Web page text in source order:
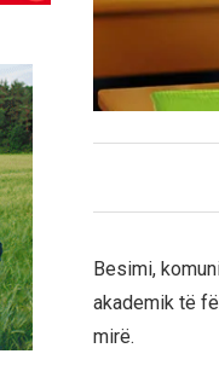
Besimi,
akademik të
mirë.